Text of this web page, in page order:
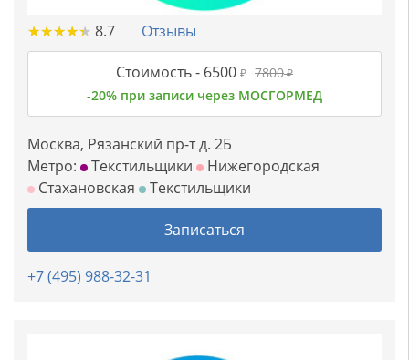
★★★★★
★★★★★ 8.7 Отзывы
Стоимость - 6500 ₽ 7800₽
-20% при записи через МОСГОРМЕД
Москва, Рязанский пр-т д. 2Б
Метро:
Текстильщики
Нижегородская
Стахановская
Текстильщики
Записаться
+7 (495) 988-32-31